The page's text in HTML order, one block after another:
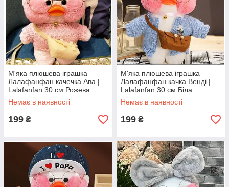
М'яка плюшева іграшка
Лалафанфан качечка Ава |
Lalafanfan 30 см Рожева
Немає в наявності
199 ₴
М'яка плюшева іграшка
Лалафанфан качка Венді |
Lalafanfan 30 см Біла
Немає в наявності
199 ₴